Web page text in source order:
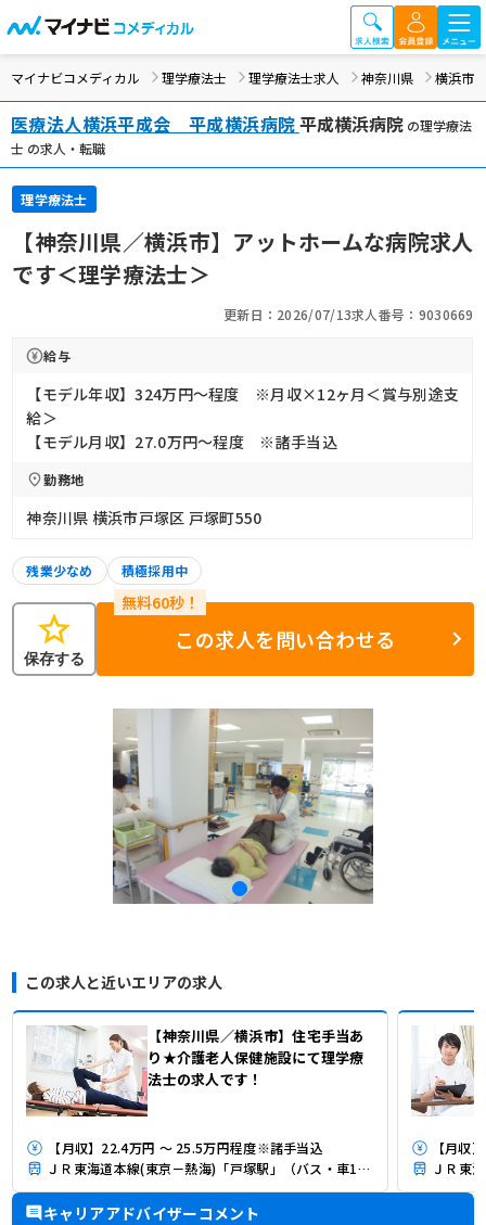
マイナビコメディカル 理学療法士 理学療法士求人 神奈川県 横浜市
医療法人横浜平成会 平成横浜病院平成横浜病院の理学療法
士 の求人・転職
理学療法士
【神奈川県／横浜市】アットホームな病院求人
です＜理学療法士＞
更新日：2026/07/13求人番号：9030669
給与
【モデル年収】324万円〜程度 ※月収×12ヶ月＜賞与別途支
給＞
【モデル月収】27.0万円〜程度 ※諸手当込
勤務地
神奈川県 横浜市戸塚区 戸塚町550
残業少なめ 積極採用中
star
保存する
この求人を問い合わせる
この求人と近いエリアの求人
【神奈川県／横浜市】住宅手当あ
り★介護老人保健施設にて理学療
法士の求人です！
【月収】22.4万円 ～ 25.5万円程度※諸手当込
ＪＲ東海道本線(東京－熱海)「戸塚駅」（バス・車13分）
キャリアアドバイザーコメント